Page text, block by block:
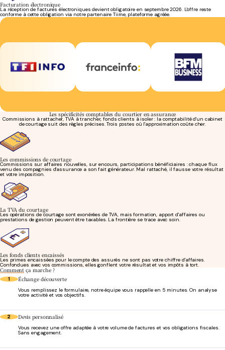
Facturation électronique
La réception de factures électroniques devient obligatoire en septembre 2026. L'offre reste
conforme à cette obligation via notre partenaire Tiime, plateforme agréée.
Les spécificités comptables du courtier en assurance
Commissions à rattacher, TVA à trancher, fonds clients à isoler : la comptabilité d'un cabinet
de courtage suit des règles précises. Trois postes où l'approximation coûte cher.
Les commissions de courtage
Commissions sur affaires nouvelles, sur encours, participations bénéficiaires : chaque flux
venu des compagnies d'assurance a son fait générateur. Mal rattaché, il fausse votre résultat
et votre imposition.
La TVA du courtage
Les opérations de courtage sont exonérées de TVA, mais formation, apport d'affaires ou
prestations de gestion peuvent être taxables. La frontière se trace avec soin.
Les fonds clients encaissés
Les primes encaissées pour le compte des assurés ne sont pas votre chiffre d'affaires.
Confondues avec vos commissions, elles gonflent votre résultat et vos impôts à tort.
Comment ça marche ?
1 Échange découverte
Vous remplissez le formulaire, notre équipe vous rappelle en 5 minutes. On analyse
votre activité et vos objectifs.
2 Devis personnalisé
Vous recevez une offre adaptée à votre volume de factures et vos obligations fiscales.
Sans engagement.